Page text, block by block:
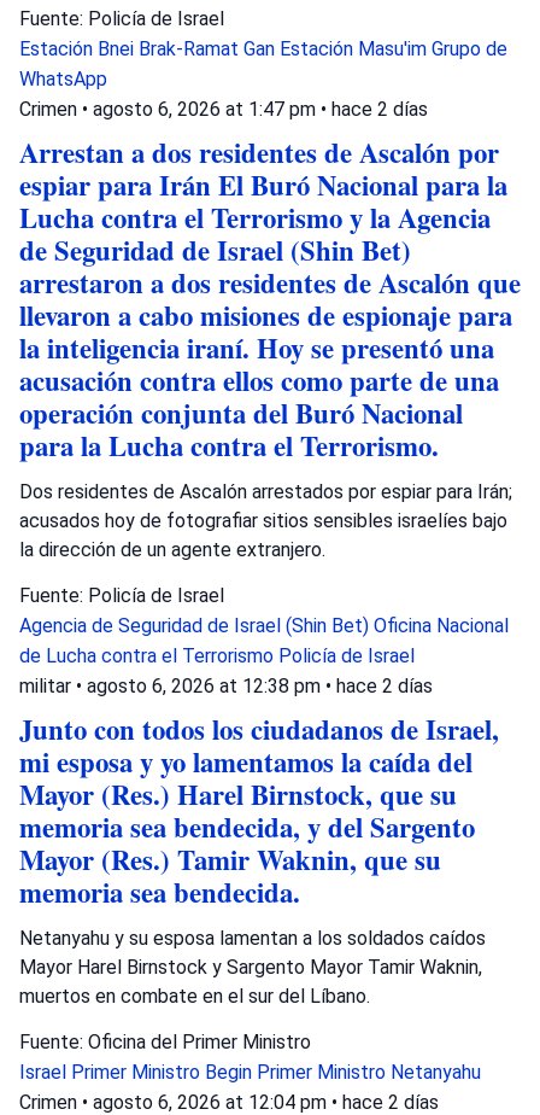
Fuente: Policía de Israel
Estación Bnei Brak-Ramat Gan Estación Masu'im Grupo de
WhatsApp
Crimen • agosto 6, 2026 at 1:47 pm • hace 2 días
Arrestan a dos residentes de Ascalón por
espiar para Irán El Buró Nacional para la
Lucha contra el Terrorismo y la Agencia
de Seguridad de Israel (Shin Bet)
arrestaron a dos residentes de Ascalón que
llevaron a cabo misiones de espionaje para
la inteligencia iraní. Hoy se presentó una
acusación contra ellos como parte de una
operación conjunta del Buró Nacional
para la Lucha contra el Terrorismo.
Dos residentes de Ascalón arrestados por espiar para Irán;
acusados hoy de fotografiar sitios sensibles israelíes bajo
la dirección de un agente extranjero.
Fuente: Policía de Israel
Agencia de Seguridad de Israel (Shin Bet) Oficina Nacional
de Lucha contra el Terrorismo Policía de Israel
militar • agosto 6, 2026 at 12:38 pm • hace 2 días
Junto con todos los ciudadanos de Israel,
mi esposa y yo lamentamos la caída del
Mayor (Res.) Harel Birnstock, que su
memoria sea bendecida, y del Sargento
Mayor (Res.) Tamir Waknin, que su
memoria sea bendecida.
Netanyahu y su esposa lamentan a los soldados caídos
Mayor Harel Birnstock y Sargento Mayor Tamir Waknin,
muertos en combate en el sur del Líbano.
Fuente: Oficina del Primer Ministro
Israel Primer Ministro Begin Primer Ministro Netanyahu
Crimen • agosto 6, 2026 at 12:04 pm • hace 2 días